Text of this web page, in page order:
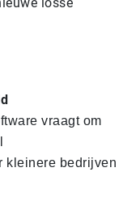
vraagt om
kleinere bedrijven